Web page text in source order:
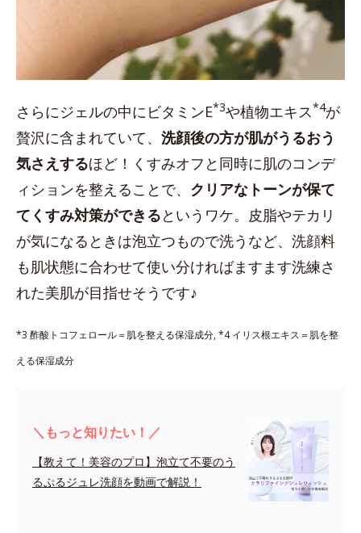
さらにジェルの中にビタミンE*3や植物エキス*4が
贅沢に含まれていて、 洗顔後の方が肌がうるおう
気さえするほど！くすみオフと同時に肌のコンデ
ィションを整えることで、 クリアなトーンが保て
てくすみ対策ができるというワケ。皮脂やテカリ
が気になるときは泡立つもので洗うなど、洗顔料
も肌状態に合わせて使い分ければますます洗練さ
れた美肌が目指せそうです♪
*3 酢酸トコフェロール＝肌を整える保湿成分, *4 イリス根エキス＝肌を整
える保湿成分
＼もっと知りたい！／
【教えて！美容のプロ】泡立て不要のう
るぷるジュレ洗顔を動画で解説！